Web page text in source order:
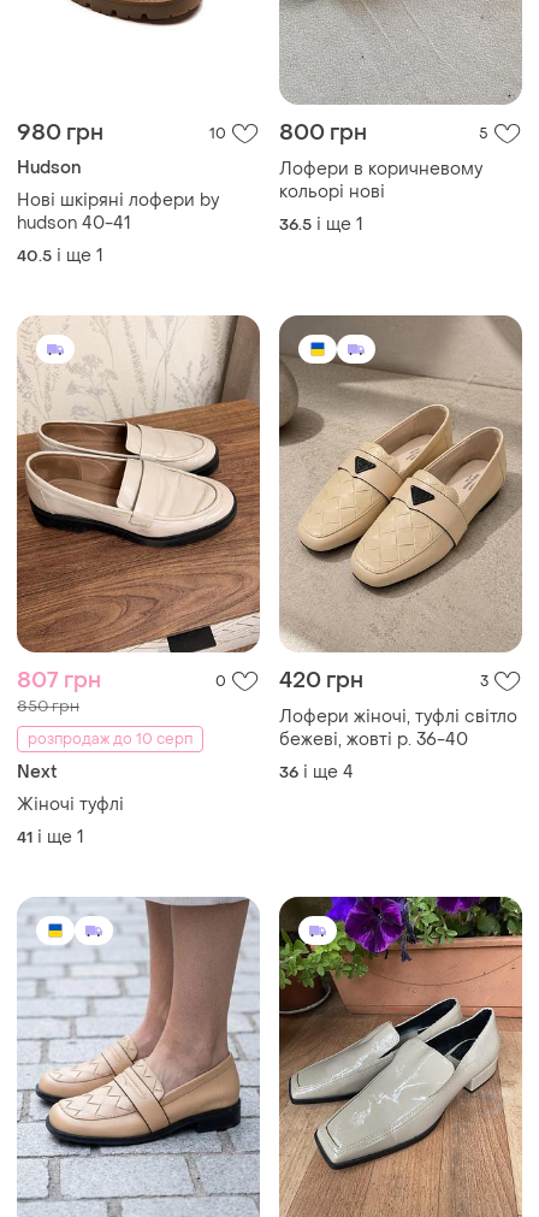
980 грн 10
Hudson
Нові шкіряні лофери by
hudson 40-41
40.5 і ще 1
800 грн 5
Лофери в коричневому
кольорі нові
36.5 і ще 1
807 грн 0
850 грн
розпродаж до 10 серп
Next
Жіночі туфлі
41 і ще 1
420 грн 3
Лофери жіночі, туфлі світло
бежеві, жовті р. 36-40
36 і ще 4